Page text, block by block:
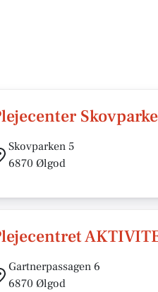
Skovparken 5
6870 Ølgod
Gartnerpassagen 6
6870 Ølgod